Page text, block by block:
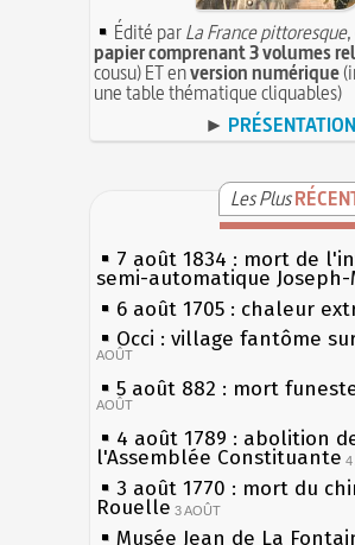
Édité parLa France pittoresque
papier comprenant 3 volumes
cousu) ET enversion numérique
une table thématique cliquables)
►
Les Plus
7 août 1834 : mort de
semi-automatique Joseph-
6 août 1705 : chaleur
Occi : village fantôme
AOÛT
5 août 882 : mort
AOÛT
4 août 1789 : abolition
l'Assemblée Constituante 4
3 août 1770 : mort du
Rouelle 3 AOÛT
Musée Jean de La